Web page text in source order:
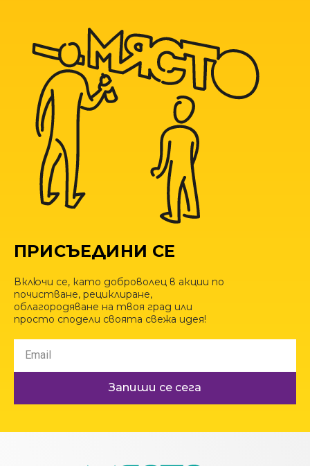
ПРИСЪЕДИНИ СЕ
Включи се, като доброволец в акции по
почистване, рециклиране,
облагородяване на твоя град или
просто сподели своята свежа идея!
Запиши се сега